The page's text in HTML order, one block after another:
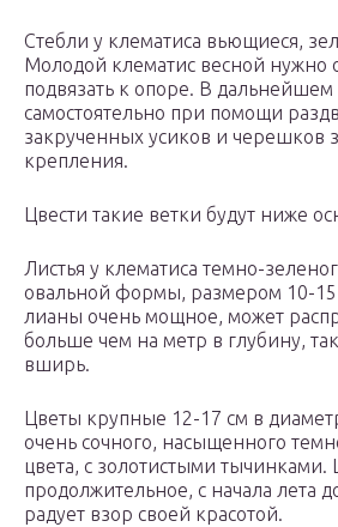
Стебли у клематиса вьющиеся,
Молодой клематис весной нужно
подвязать к опоре. В дальнейшем
самостоятельно при помощи
закрученных усиков и черешков
крепления.
Цвести такие ветки будут ниже
Листья у клематиса темно-
овальной формы, размером 10-
лианы очень мощное, может
больше чем на метр в глубину,
вширь.
Цветы крупные 12-17 см в
очень сочного, насыщенного
цвета, с золотистыми тычинками.
продолжительное, с начала лета
радует взор своей красотой.